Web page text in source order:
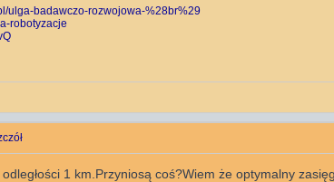
ulga-badawczo-rozwojowa-%28br%29
robotyzacje
1 km.Przyniosą coś?Wiem że optymalny